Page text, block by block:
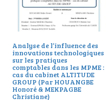
Analyse de l’influence des
innovations technologiques
sur les pratiques
comptables dans les MPME :
cas du cabinet ALTITUDE
GROUP (Par HOUANGBE
Honoré & MEKPAGBE
Christiane)